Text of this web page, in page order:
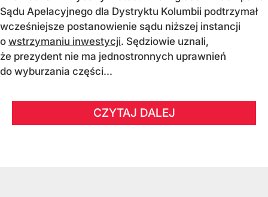
Sądu Apelacyjnego dla Dystryktu Kolumbii podtrzymał
wcześniejsze postanowienie sądu niższej instancji
o wstrzymaniu inwestycji. Sędziowie uznali,
że prezydent nie ma jednostronnych uprawnień
do wyburzania części...
CZYTAJ DALEJ